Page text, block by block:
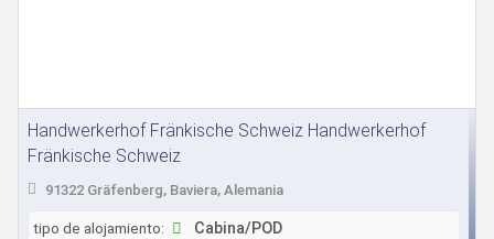
Handwerkerhof Fränkische Schweiz Handwerkerhof
Fränkische Schweiz
91322 Gräfenberg, Baviera, Alemania
tipo de alojamiento:
Cabina/POD